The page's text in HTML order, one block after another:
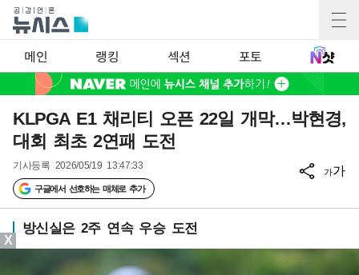
메인 랭킹 섹션 포토
KLPGA E1 채리티 오픈 22일 개막…박현경,
대회 최초 2연패 도전
기사등록 2026/05/19 13:47:33
구글에서 선호하는 매체로 추가
가가
방신실은 2주 연속 우승 도전
X